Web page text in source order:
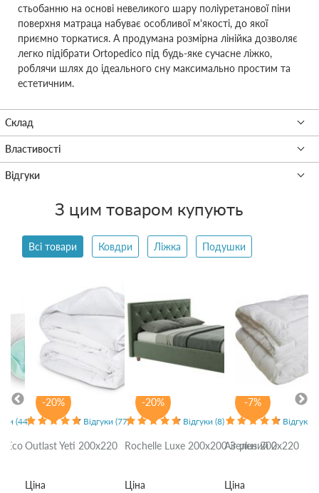
стьобанню на основі невеликого шару поліуретанової піни
поверхня матраца набуває особливої м'якості, до якої
приємно торкатися. А продумана розмірна лінійка дозволяє
легко підібрати Ortopedico під будь-яке сучасне ліжко,
роблячи шлях до ідеального сну максимально простим та
естетичним.
З цим товаром купують
Всі товари Ковдри Ліжка Подушки
-20%
(44)
Eco
-20%
Відгуки (77)
Outlast Yeti 200x220
Ціна
-7%
Відгуки (8)
Rochelle Luxe 200x200 Зелений 2
Ціна
Відгуки
Air plus 200x220
Ціна